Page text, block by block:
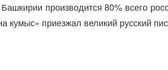
производится 80% всего
кумыс» приезжал великий русский